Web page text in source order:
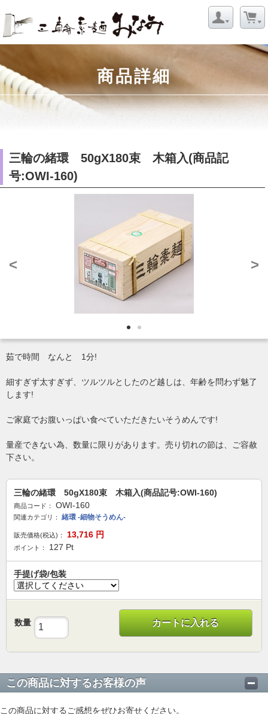
商品詳細
三輪の緒環 50gX180束 木箱入(商品記
号:OWI-160)
< >
茹で時間 なんと 1分!
細すぎず太すぎず、ツルツルとしたのど越しは、年齢を問わず魅了
します!
ご家庭でお腹いっぱい食べていただきたいそうめんです!
量産できない為、数量に限りがあります。売り切れの節は、ご容赦
下さい。
三輪の緒環 50gX180束 木箱入(商品記号:OWI-160)
商品コード： OWI-160
関連カテゴリ： 緒環 -細物そうめん-
販売価格(税込)： 13,716 円
ポイント： 127 Pt
手提げ袋/包装
数量 カートに入れる
この商品に対するお客様の声
この商品に対するご感想をぜひお寄せください。